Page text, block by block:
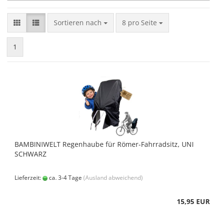
Sortieren nach 8 pro Seite
1
BAMBINIWELT Regenhaube für Römer-Fahrradsitz, UNI
SCHWARZ
Lieferzeit: ca. 3-4 Tage (Ausland abweichend)
15,95 EUR